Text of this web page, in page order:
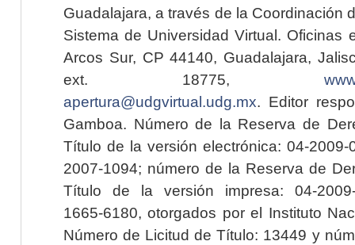
Guadalajara, a través de la Coordinación
Sistema de Universidad Virtual. Oficinas
Arcos Sur, CP 44140, Guadalajara,
ext. 18775,
apertura@udgvirtual.udg.mx. Editor
Gamboa. Número de la Reserva de
Título de la versión electrónica: 04-2009-
2007-1094; número de la Reserva de
Título de la versión impresa: 04-2009-
1665-6180, otorgados por el Instituto
Número de Licitud de Título: 13449 y